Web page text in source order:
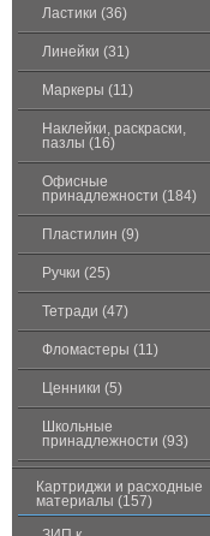
Ластики (36)
Линейки (31)
Маркеры (11)
Наклейки, раскраски,
пазлы (16)
Офисные
принадлежности (184)
Пластилин (9)
Ручки (25)
Тетради (47)
Фломастеры (11)
Ценники (5)
Школьные
принадлежности (93)
Картриджи и расходные
материалы (157)